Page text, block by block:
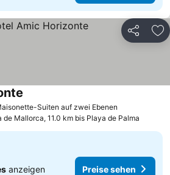
Teilen
Suiten auf zwei Ebenen
de Mallorca, 11.0 km bis Playa de Palma
anzeigen Preise sehen